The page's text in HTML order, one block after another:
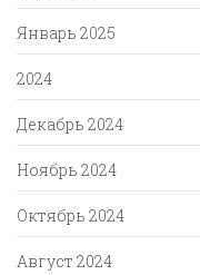
Январь 2025
2024
Декабрь 2024
Ноябрь 2024
Октябрь 2024
Август 2024